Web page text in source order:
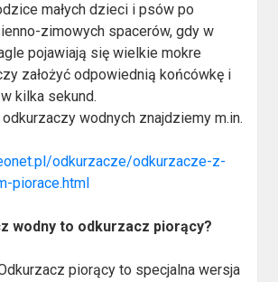
małych dzieci i psów po
zimowych spacerów, gdy w
pojawiają się wielkie mokre
założyć odpowiednią końcówkę i
kilka sekund.
wodnych znajdziemy m.in.
odkurzacze/odkurzacze-z-
piorace.html
wodny to odkurzacz piorący?
piorący to specjalna wersja